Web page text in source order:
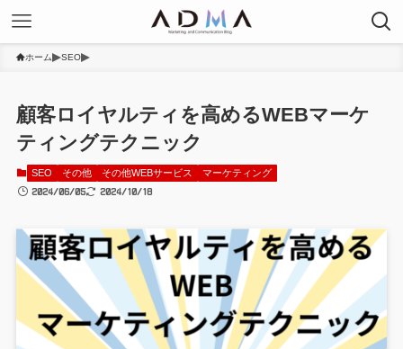
ホーム SEO
顧客ロイヤルティを高めるWEBマーケ
ティングテクニック
SEO その他 その他WEBサービス マーケティング
2024/06/05 2024/10/18